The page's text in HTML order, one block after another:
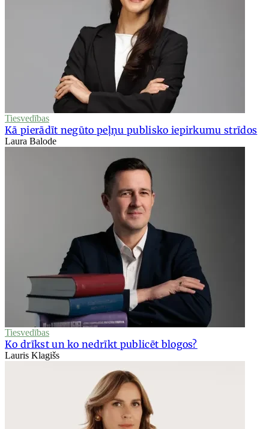
Tiesvedības
Kā pierādīt negūto peļņu publisko iepirkumu strīdos
Laura Balode
Tiesvedības
Ko drīkst un ko nedrīkt publicēt blogos?
Lauris Klagišs